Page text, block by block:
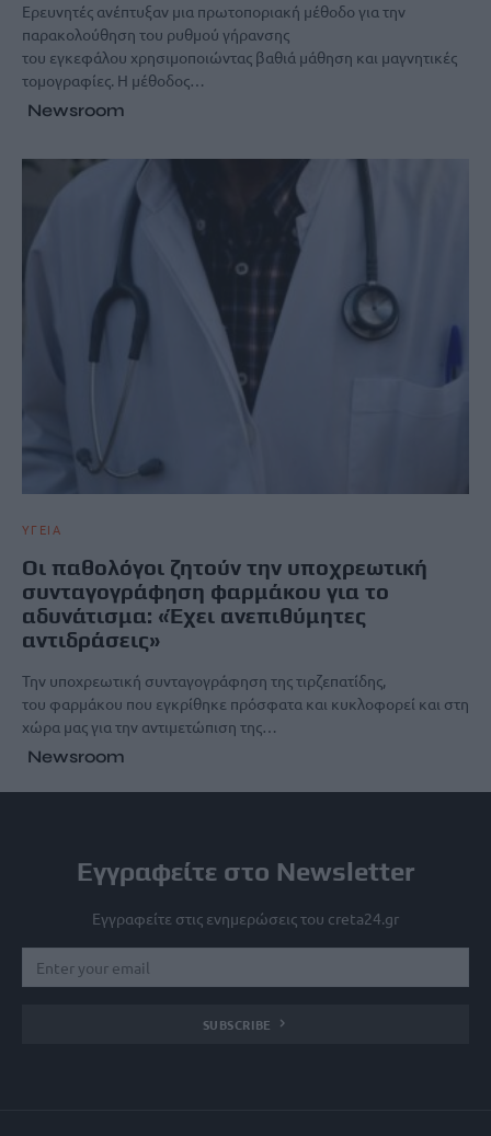
Eρευνητές ανέπτυξαν μια πρωτοποριακή μέθοδο για την
παρακολούθηση του ρυθμού γήρανσης
του εγκεφάλου χρησιμοποιώντας βαθιά μάθηση και μαγνητικές
τομογραφίες. Η μέθοδος…
Newsroom
ΥΓΕΙΑ
Oι παθολόγοι ζητούν την υποχρεωτική
συνταγογράφηση φαρμάκου για το
αδυνάτισμα: «Έχει ανεπιθύμητες
αντιδράσεις»
Την υποχρεωτική συνταγογράφηση της τιρζεπατίδης,
του φαρμάκου που εγκρίθηκε πρόσφατα και κυκλοφορεί και στη
χώρα μας για την αντιμετώπιση της…
Newsroom
Εγγραφείτε στο Newsletter
Εγγραφείτε στις ενημερώσεις του creta24.gr
SUBSCRIBE